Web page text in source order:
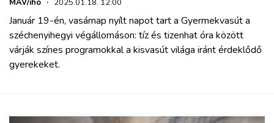
MÁV/iho · 2025.01.18. 12:00
Január 19-én, vasárnap nyílt napot tart a Gyermekvasút a
széchenyihegyi végállomáson: tíz és tizenhat óra között
várják színes programokkal a kisvasút világa iránt érdeklődő
gyerekeket.